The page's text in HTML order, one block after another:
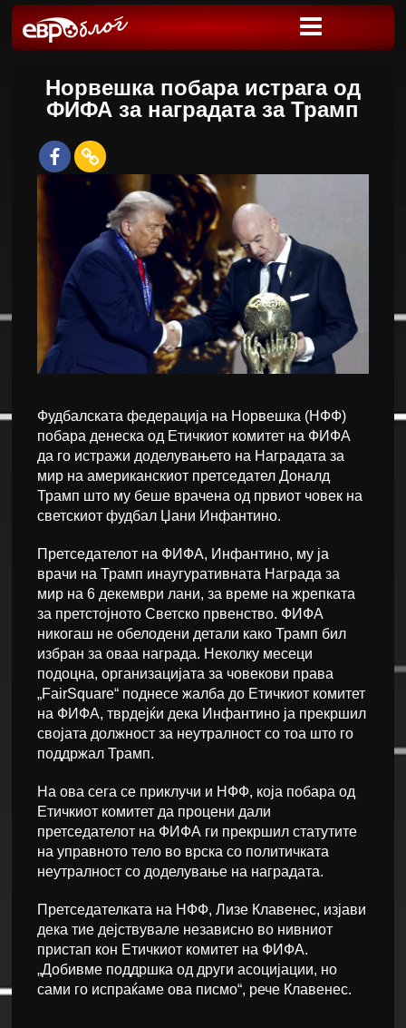
Норвешка побара истрага од
ФИФА за наградата за Трамп
Фудбалската федерација на Норвешка (НФФ)
побара денеска од Етичкиот комитет на ФИФА
да го истражи доделувањето на Наградата за
мир на американскиот претседател Доналд
Трамп што му беше врачена од првиот човек на
светскиот фудбал Џани Инфантино.
Претседателот на ФИФА, Инфантино, му ја
врачи на Трамп инаугуративната Награда за
мир на 6 декември лани, за време на жрепката
за претстојното Светско првенство. ФИФА
никогаш не обелодени детали како Трамп бил
избран за оваа награда. Неколку месеци
подоцна, организацијата за човекови права
„FairSquare“ поднесе жалба до Етичкиот комитет
на ФИФА, тврдејќи дека Инфантино ја прекршил
својата должност за неутралност со тоа што го
поддржал Трамп.
На ова сега се приклучи и НФФ, која побара од
Етичкиот комитет да процени дали
претседателот на ФИФА ги прекршил статутите
на управното тело во врска со политичката
неутралност со доделување на наградата.
Претседателката на НФФ, Лизе Клавенес, изјави
дека тие дејствувале независно во нивниот
пристап кон Етичкиот комитет на ФИФА.
„Добивме поддршка од други асоцијации, но
сами го испраќаме ова писмо“, рече Клавенес.